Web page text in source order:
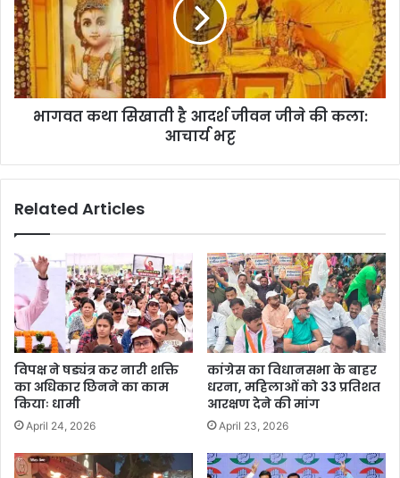
भागवत कथा सिखाती है आदर्श जीवन जीने की कला:
आचार्य भट्ट
Related Articles
विपक्ष ने षड्यंत्र कर नारी शक्ति
का अधिकार छिनने का काम
कियाः धामी
April 24, 2026
कांग्रेस का विधानसभा के बाहर
धरना, महिलाओं को 33 प्रतिशत
आरक्षण देने की मांग
April 23, 2026